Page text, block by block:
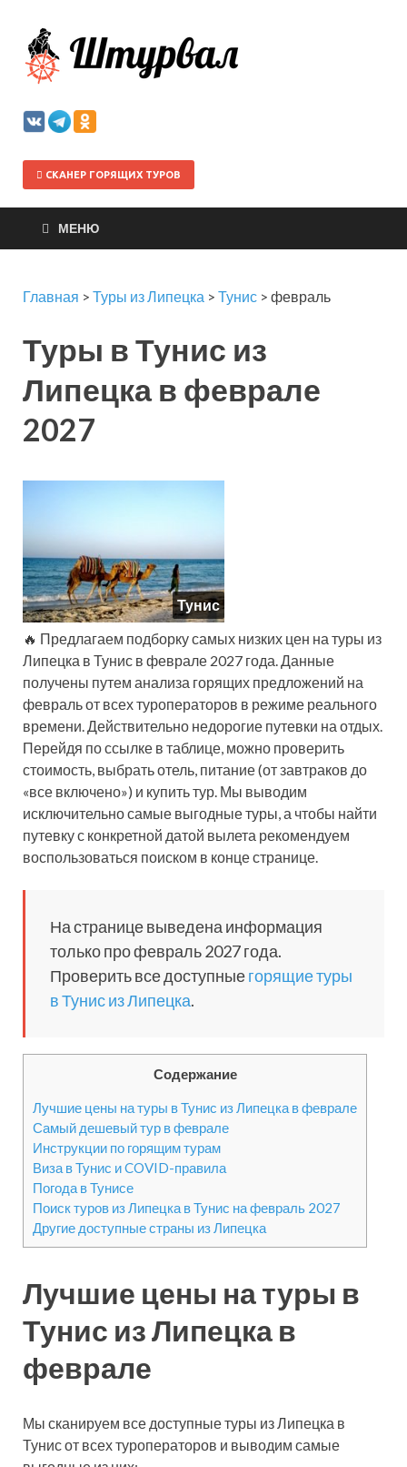
СКАНЕР ГОРЯЩИХ ТУРОВ
МЕНЮ
Главная > Туры из Липецка > Тунис > февраль
Туры в Тунис из
Липецка в феврале
2027
Тунис
🔥 Предлагаем подборку самых низких цен на туры из
Липецка в Тунис в феврале 2027 года. Данные
получены путем анализа горящих предложений на
февраль от всех туроператоров в режиме реального
времени. Действительно недорогие путевки на отдых.
Перейдя по ссылке в таблице, можно проверить
стоимость, выбрать отель, питание (от завтраков до
«все включено») и купить тур. Мы выводим
исключительно самые выгодные туры, а чтобы найти
путевку с конкретной датой вылета рекомендуем
воспользоваться поиском в конце странице.
На странице выведена информация
только про февраль 2027 года.
Проверить все доступныегорящие туры
в Тунис из Липецка.
Содержание
Лучшие цены на туры в Тунис из Липецка в феврале
Самый дешевый тур в феврале
Инструкции по горящим турам
Виза в Тунис и COVID-правила
Погода в Тунисе
Поиск туров из Липецка в Тунис на февраль 2027
Другие доступные страны из Липецка
Лучшие цены на туры в
Тунис из Липецка в
феврале
Мы сканируем все доступные туры из Липецка в
Тунис от всех туроператоров и выводим самые